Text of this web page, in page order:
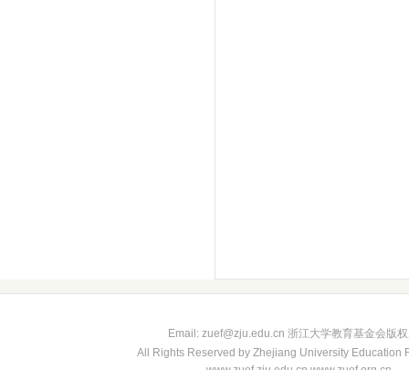
Email: zuef@zju.edu.cn 浙江大学教育基金会版
All Rights Reserved by Zhejiang University Education